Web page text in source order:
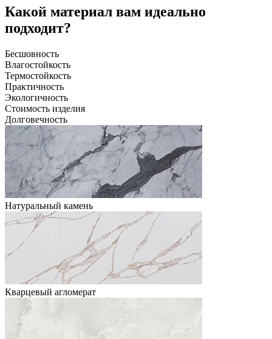
Какой материал вам идеально
подходит?
Бесшовность
Влагостойкость
Термостойкость
Практичность
Экологичность
Стоимость изделия
Долговечность
Натуральный камень
Кварцевый агломерат